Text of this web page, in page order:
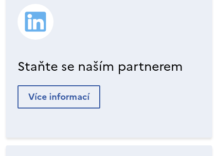
Staňte se naším partnerem
Více informací